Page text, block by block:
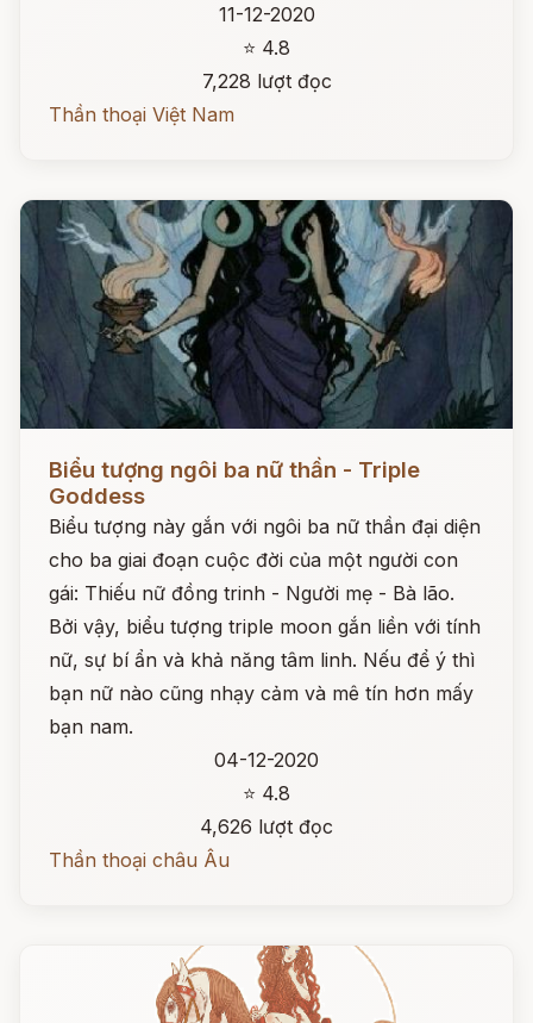
11-12-2020
⭐ 4.8
7,228 lượt đọc
Thần thoại Việt Nam
Đọc ngay
Biểu tượng ngôi ba nữ thần - Triple
Goddess
Biểu tượng này gắn với ngôi ba nữ thần đại diện
cho ba giai đoạn cuộc đời của một người con
gái: Thiếu nữ đồng trinh - Người mẹ - Bà lão.
Bởi vậy, biểu tượng triple moon gắn liền với tính
nữ, sự bí ẩn và khả năng tâm linh. Nếu để ý thì
bạn nữ nào cũng nhạy cảm và mê tín hơn mấy
bạn nam.
04-12-2020
⭐ 4.8
4,626 lượt đọc
Thần thoại châu Âu